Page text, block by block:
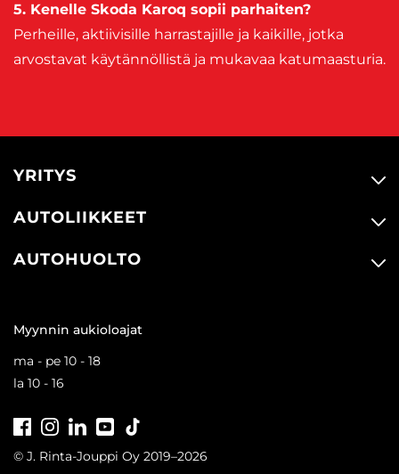
5. Kenelle Skoda Karoq sopii parhaiten?
Perheille, aktiivisille harrastajille ja kaikille, jotka
arvostavat käytännöllistä ja mukavaa katumaasturia.
YRITYS
AUTOLIIKKEET
AUTOHUOLTO
Myynnin aukioloajat
ma - pe 10 - 18
la 10 - 16
FacebookInstagramLinkedInYoutube
© J. Rinta-Jouppi Oy 2019–2026